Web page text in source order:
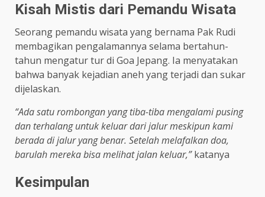
Kisah Mistis dari Pemandu Wisata
Seorang pemandu wisata yang bernama Pak Rudi
membagikan pengalamannya selama bertahun-
tahun mengatur tur di Goa Jepang. Ia menyatakan
bahwa banyak kejadian aneh yang terjadi dan sukar
dijelaskan.
“Ada satu rombongan yang tiba-tiba mengalami pusing
dan terhalang untuk keluar dari jalur meskipun kami
berada di jalur yang benar. Setelah melafalkan doa,
barulah mereka bisa melihat jalan keluar,”katanya
Kesimpulan